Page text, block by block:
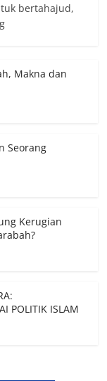
bertahajud,
Makna dan
Seorang
Kerugian
POLITIK ISLAM